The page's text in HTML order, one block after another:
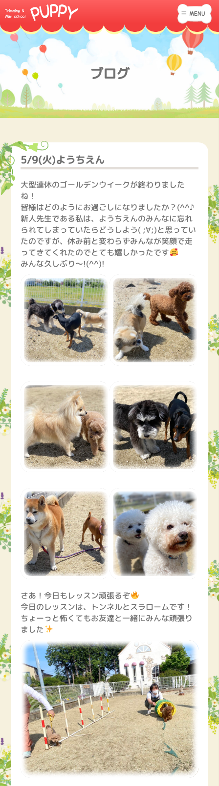
ブログ
5/9(火)ようちえん
大型連休のゴールデンウイークが終わりました
ね！
皆様はどのようにお過ごしになりましたか？(^^♪
新人先生である私は、ようちえんのみんなに忘れ
られてしまっていたらどうしよう( ;∀;)と思ってい
たのですが、休み前と変わらずみんなが笑顔で走
ってきてくれたのでとても嬉しかったです
みんな久しぶり～!(^^)!
さあ！今日もレッスン頑張るぞ
今日のレッスンは、トンネルとスラロームです！
ちょーっと怖くてもお友達と一緒にみんな頑張り
ました